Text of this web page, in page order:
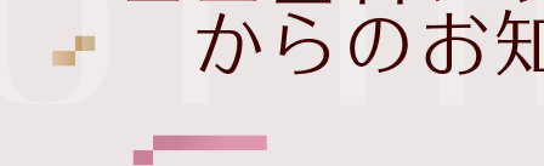
白山歯科クリニックから
お知らせ
からのお